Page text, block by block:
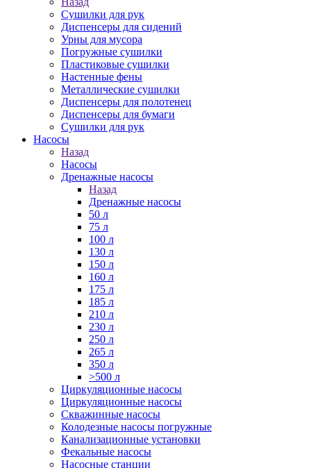
Сушилки для рук
Диспенсеры для сидений
Урны для мусора
Погружные сушилки
Пластиковые сушилки
Настенные фены
Металлические сушилки
Диспенсеры для полотенец
Диспенсеры для бумаги
Сушилки для рук
Насосы
Назад
Насосы
Дренажные насосы
Назад
Дренажные насосы
50 л
75 л
100 л
130 л
150 л
160 л
175 л
185 л
210 л
230 л
250 л
265 л
350 л
>500 л
Циркуляционные насосы
Циркуляционные насосы
Скважинные насосы
Колодезные насосы погружные
Канализационные установки
Фекальные насосы
Насосные станции